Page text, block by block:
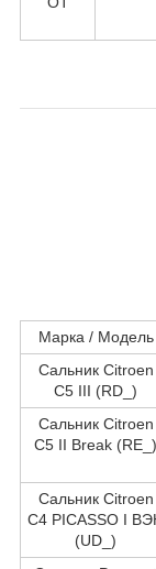
Марка / Модель
Сальник Citroen
C5 III (RD_)
Сальник Citroen
C5 II Break (RE_)
Сальник Citroen
C4 PICASSO I
(UD_)